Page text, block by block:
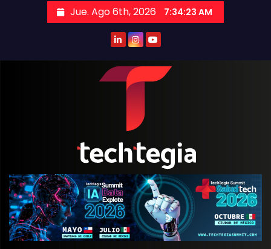
Jue. Ago 6th, 2026 7:34:24 AM